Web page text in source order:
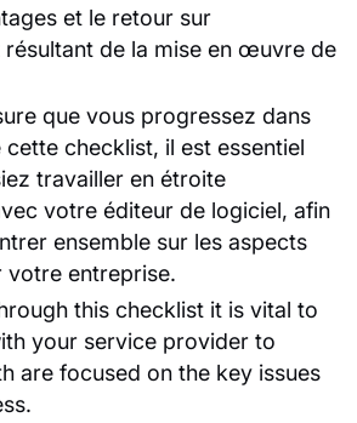
et le retour sur
résultant de la mise en œuvre de
que vous progressez dans
cette checklist, il est essentiel
travailler en étroite
votre éditeur de logiciel, afin
ensemble sur les aspects
votre entreprise.
this checklist it is vital to
your service provider to
are focused on the key issues